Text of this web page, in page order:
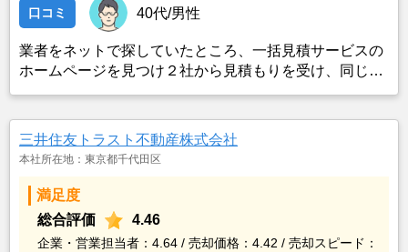
口コミ 40代/男性
業者をネットで探していたところ、一括見積サービスの
ホームページを見つけ２社から見積もりを受け、同じ条
が決まったため。
三井住友トラスト不動産株式会社
本社所在地：東京都千代田区
満足度
総合評価
4.46
企業・営業担当者：4.64 / 売却価格：4.42 / 売却スピード：